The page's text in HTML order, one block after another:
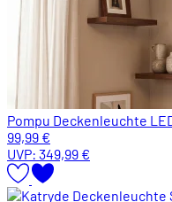
Pompu Deckenleuchte
99,99 €
UVP: 349,99 €